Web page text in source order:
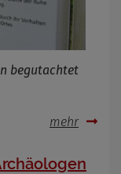
begutachtet
mehr